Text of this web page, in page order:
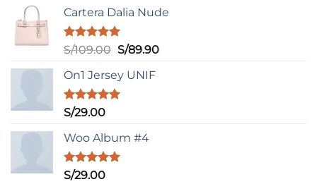
Cartera Dalia Nude
Valorado
de 5
S/109.00 El
original
era:
S/89.90El
On1 Jersey UNIF
Valorado
de 5
S/29.00
Woo Album #4
Valorado
S/29.00